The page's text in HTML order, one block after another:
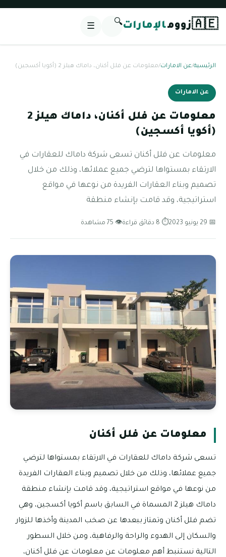
🇦🇪زوومالإمارات🔍
☰
الرئيسية/عن الامارات/معلومات عن فلل أكنان، داماك هيلز 2 (أكويا أكسجين)
عن الامارات
معلومات عن فلل أكنان، داماك هيلز 2
(أكويا أكسجين)
معلومات عن فلل أكنان تسعى شركة داماك للعقارات في
الارتقاء بمستواها لترضي جميع عملائها، وذلك من خلال
تصميم وبناء العقارات الفريدة من نوعها في مواقع
استراتيجية، وقد قامت بإنشاء منطقة
📅 29 يونيو 2023 ⏱ 8 دقائق قراءة 👁 75 مشاهدة
معلومات عن فلل أكنان
تسعى شركة داماك للعقارات في الارتقاء بمستواها لترضي
جميع عملائها، وذلك من خلال تصميم وبناء العقارات الفريدة
من نوعها في مواقع استراتيجية، وقد قامت بإنشاء منطقة
داماك هيلز 2 المسماة في السابق باسم أكويا أكسجين، وهي
تضم فلل أكنان وتمتاز ببعدها عن صخب المدينة وأخذها للزوار
والسكان إلى الهدوء والراحة والرفاهية، ومن خلال السطور
التالية نستنبط أهم معلومات عن معلومات عن فلل أكنان،